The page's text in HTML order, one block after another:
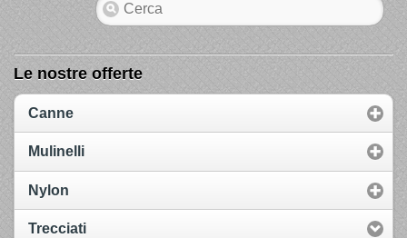
Le nostre offerte
Canne
Mulinelli
Nylon
Trecciati